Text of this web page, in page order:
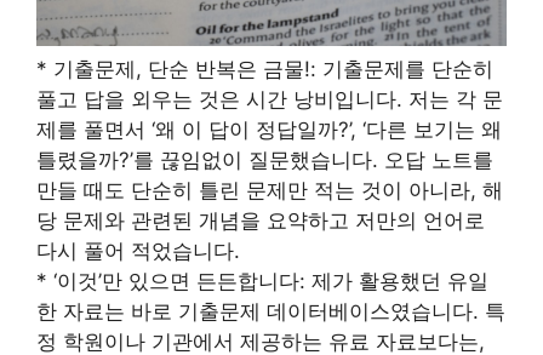
* 기출문제, 단순 반복은 금물!: 기출문제를 단순히
풀고 답을 외우는 것은 시간 낭비입니다. 저는 각 문
제를 풀면서 ‘왜 이 답이 정답일까?’, ‘다른 보기는 왜
틀렸을까?’를 끊임없이 질문했습니다. 오답 노트를
만들 때도 단순히 틀린 문제만 적는 것이 아니라, 해
당 문제와 관련된 개념을 요약하고 저만의 언어로
다시 풀어 적었습니다.
* ‘이것’만 있으면 든든합니다: 제가 활용했던 유일
한 자료는 바로 기출문제 데이터베이스였습니다. 특
정 학원이나 기관에서 제공하는 유료 자료보다는,